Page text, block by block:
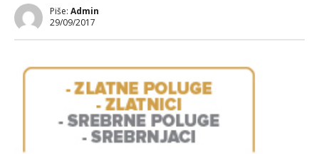
Piše: Admin
29/09/2017